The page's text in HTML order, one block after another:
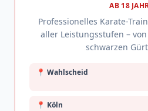
AB 18
Professionelles Karate-
aller Leistungsstufen –
schwarzen
📍 Wahlscheid
📍 Köln